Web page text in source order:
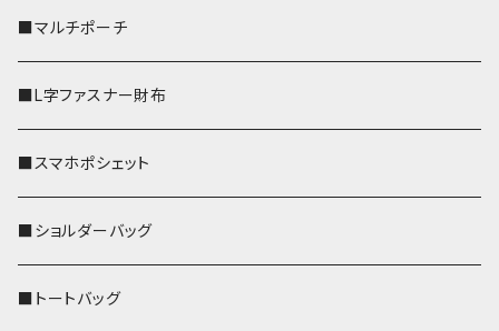
■マルチポーチ
■L字ファスナー財布
■スマホポシェット
■ショルダーバッグ
■トートバッグ